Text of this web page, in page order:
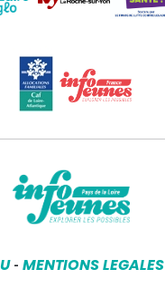
- MENTIONS LEGALES